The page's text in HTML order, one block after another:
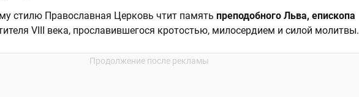
стилю Православная Церковь чтит память преподобного Льва, епископа
VIII века, прославившегося кротостью, милосердием и силой молитвы.